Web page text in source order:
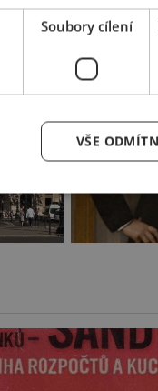
Soubory cílení
VŠE